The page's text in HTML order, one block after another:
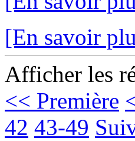
[En savoir
Afficher les
<< Première
42 43-49